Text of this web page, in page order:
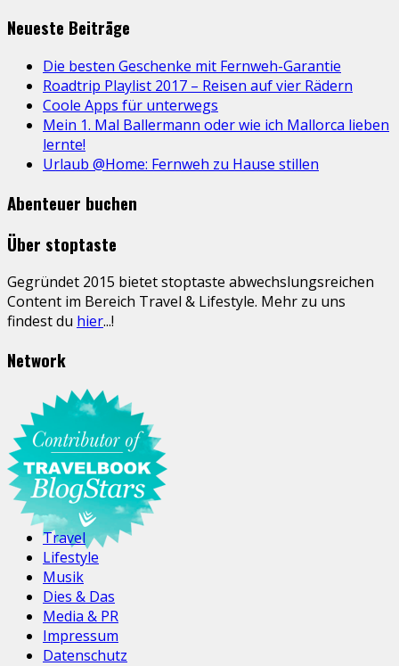
Neueste Beiträge
Die besten Geschenke mit Fernweh-Garantie
Roadtrip Playlist 2017 – Reisen auf vier Rädern
Coole Apps für unterwegs
Mein 1. Mal Ballermann oder wie ich Mallorca lieben
lernte!
Urlaub @Home: Fernweh zu Hause stillen
Abenteuer buchen
Über stoptaste
Gegründet 2015 bietet stoptaste abwechslungsreichen
Content im Bereich Travel & Lifestyle. Mehr zu uns
findest du hier...!
Network
Travel
Lifestyle
Musik
Dies & Das
Media & PR
Impressum
Datenschutz